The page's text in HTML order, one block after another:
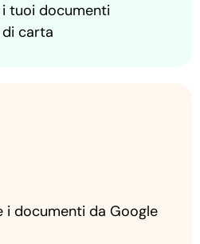
tuoi documenti
carta
i documenti da Google